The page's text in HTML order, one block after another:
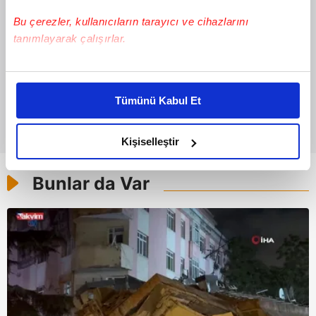
Bu çerezler, kullanıcıların tarayıcı ve cihazlarını
tanımlayarak çalışırlar.
Bu çerezlere izin vermeniz halinde sizlere özel
daha iyi reklam deneyimi yaşatabiliriz. Bunu yaparken
amacımızın size daha iyi bir reklam deneyimi sunmak
olduğunu ve sizlere en iyi içerikleri sunabilmek adına
elimizden gelen çabayı gösterdiğimizi ve bu noktada,
reklamların maliyetlerimizi karşılamak noktasında tek gelir
kalemimiz olduğunu sizlere hatırlatmak isteriz.
Her halükârda, kullanıcılar, bu çerezlere izin vermedikleri
takdirde, kullanıcılara hedefli reklamlar
gösterilmeyecektir."
Sizlere daha iyi bir hizmet sunabilmek için İnternet
Sitemizde kendimize ve üçüncü kişilere ait çerezler
Tümünü Kabul Et
Kişiselleştir
Bunlar da Var